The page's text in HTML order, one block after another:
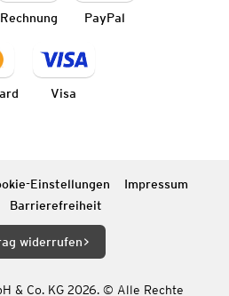
Rechnung PayPal
Visa
Einstellungen
Impressum
Barrierefreiheit
widerrufen
& Co. KG 2026. © Alle Rechte